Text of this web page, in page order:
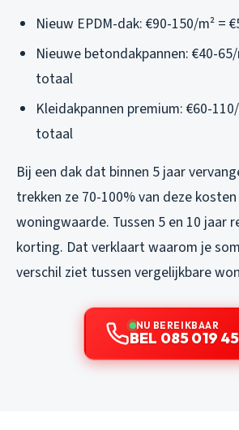
Nieuw EPDM-dak: €90-150/m² =
Nieuwe betondakpannen: €40-
totaal
Kleidakpannen premium: €60-
totaal
Bij een dak dat binnen 5 jaar
trekken ze 70-100% van deze
woningwaarde. Tussen 5 en 10 jaar
korting. Dat verklaart waarom je
verschil ziet tussen vergelijkbare
NU BEREIKBAAR
BEL 085 019